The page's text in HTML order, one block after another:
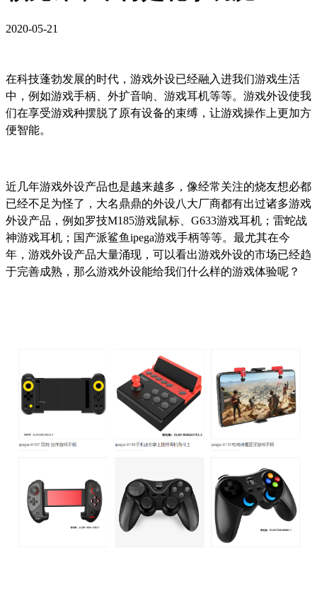
2020-05-21
在科技蓬勃发展的时代， 游戏外设已经融入进我们游戏生活
中，例如游戏手柄 外扩音响、 游戏耳机等等。 游戏外设使我
们在享受游戏种摆脱了 原有设备的束缚，让游戏操作上更加方
便智能。
近几年游戏外设产品也是越来越多， 像经常关注的烧友想必都
已经不足为怪了，大名鼎鼎的外设八 大厂商都有出过诸多游戏
外设产品，例如罗技M185游戏鼠标、 G633游戏耳机；雷蛇战
神游戏耳机； 国产派鲨鱼ipega游戏手柄等等。最尤其在今
年，游戏外设产品大量涌现，可以看出游戏外设的市场已经趋
于完善成熟，那么游戏外设能给我们什么样的游戏体验呢？